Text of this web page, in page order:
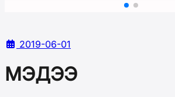
2019-06-01
МЭДЭЭ